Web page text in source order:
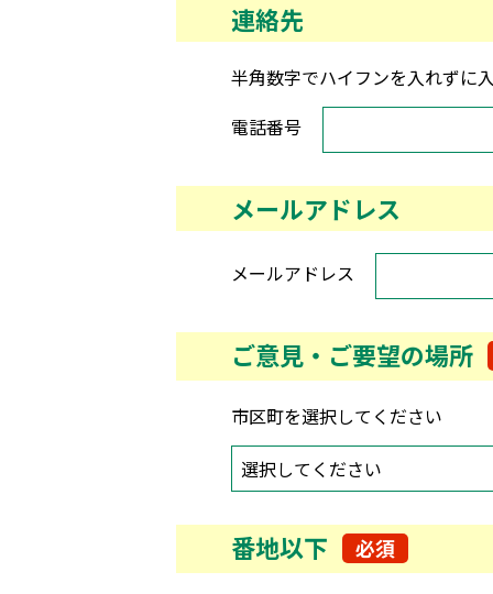
連絡先
半角数字でハイフンを入れずに
電話番号
メールアドレス
メールアドレス
ご意見・ご要望の場所
市区町を選択してください
番地以下 必須